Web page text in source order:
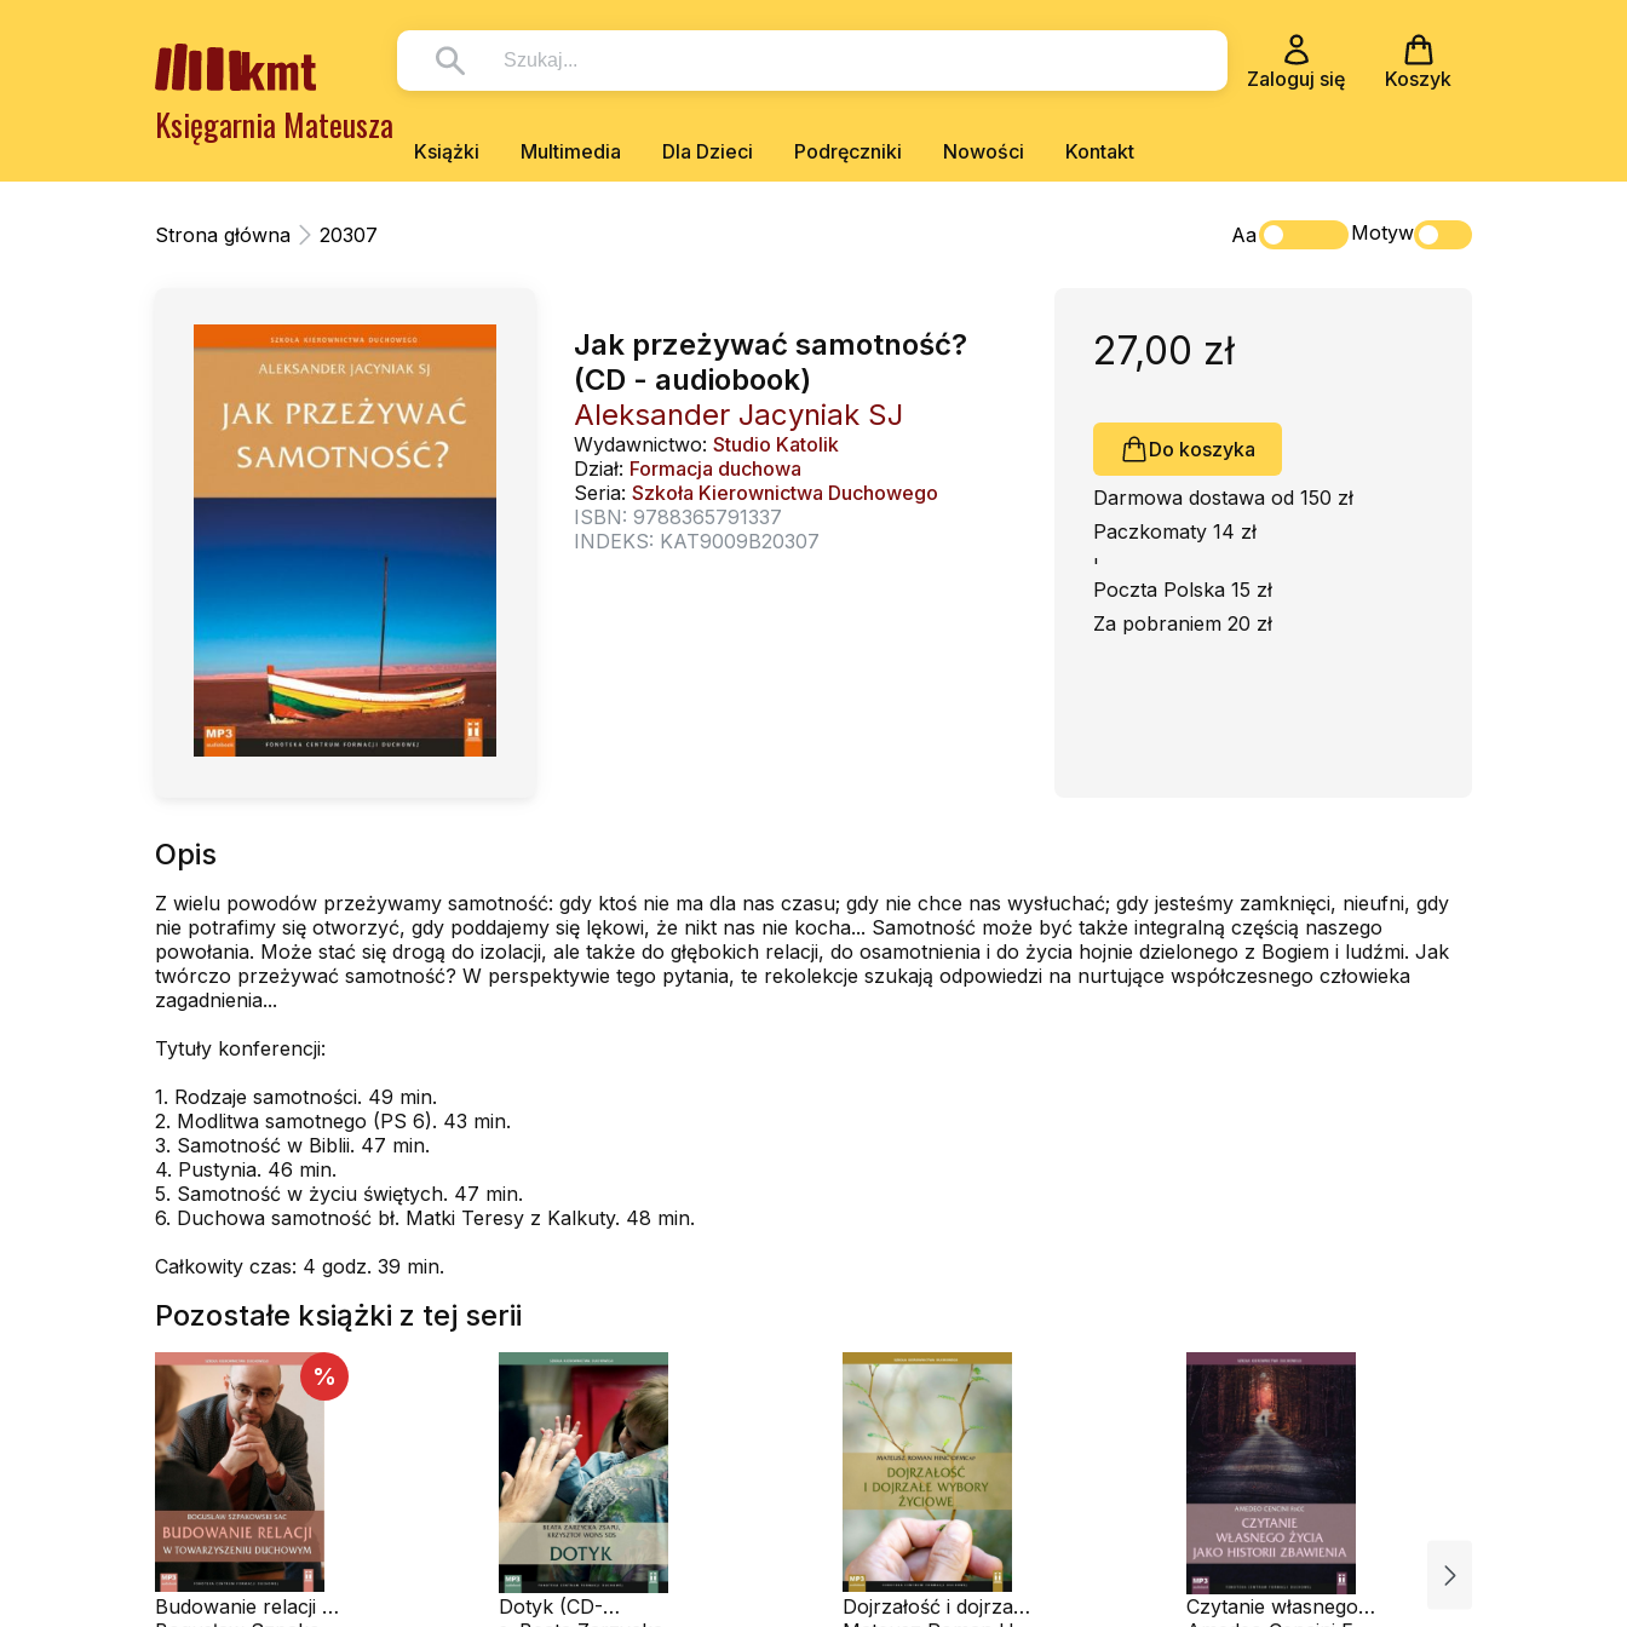
Zaloguj się Koszyk
Księgarnia Mateusza
Książki Multimedia Dla Dzieci Podręczniki Nowości Kontakt
Strona główna 20307 Aa Motyw
Jak przeżywać samotność?
(CD - audiobook)
Aleksander Jacyniak SJ
Wydawnictwo: Studio Katolik
Dział: Formacja duchowa
Seria: Szkoła Kierownictwa Duchowego
ISBN: 9788365791337
INDEKS: KAT9009B20307
27,00 zł
Do koszyka
Darmowa dostawa od 150 zł
Paczkomaty 14 zł
'
Poczta Polska 15 zł
Za pobraniem 20 zł
Opis
Z wielu powodów przeżywamy samotność: gdy ktoś nie ma dla nas czasu; gdy nie chce nas wysłuchać; gdy jesteśmy zamknięci, nieufni, gdy
nie potrafimy się otworzyć, gdy poddajemy się lękowi, że nikt nas nie kocha... Samotność może być także integralną częścią naszego
powołania. Może stać się drogą do izolacji, ale także do głębokich relacji, do osamotnienia i do życia hojnie dzielonego z Bogiem i ludźmi. Jak
twórczo przeżywać samotność? W perspektywie tego pytania, te rekolekcje szukają odpowiedzi na nurtujące współczesnego człowieka
zagadnienia...
Tytuły konferencji:
1. Rodzaje samotności. 49 min.
2. Modlitwa samotnego (PS 6). 43 min.
3. Samotność w Biblii. 47 min.
4. Pustynia. 46 min.
5. Samotność w życiu świętych. 47 min.
6. Duchowa samotność bł. Matki Teresy z Kalkuty. 48 min.
Całkowity czas: 4 godz. 39 min.
Pozostałe książki z tej serii
%
Budowanie relacji w
Dotyk (CD-
Dojrzałość i dojrzałe
Czytanie własnego